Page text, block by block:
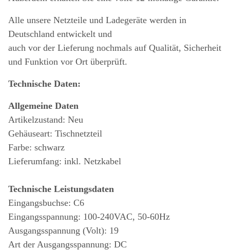
Alle unsere Netzteile und Ladegeräte werden in
Deutschland entwickelt und
auch vor der Lieferung nochmals auf Qualität, Sicherheit
und Funktion vor Ort überprüft.
Technische Daten:
Allgemeine Daten
Artikelzustand: Neu
Gehäuseart: Tischnetzteil
Farbe: schwarz
Lieferumfang: inkl. Netzkabel
Technische Leistungsdaten
Eingangsbuchse: C6
Eingangsspannung: 100-240VAC, 50-60Hz
Ausgangsspannung (Volt): 19
Art der Ausgangsspannung: DC